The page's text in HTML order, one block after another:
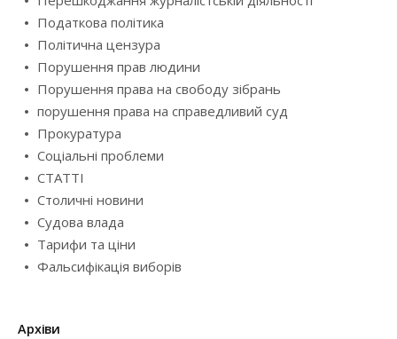
Податкова політика
Політична цензура
Порушення прав людини
Порушення права на свободу зібрань
порушення права на справедливий суд
Прокуратура
Соціальні проблеми
СТАТТІ
Столичні новини
Судова влада
Тарифи та ціни
Фальсифікація виборів
Архіви